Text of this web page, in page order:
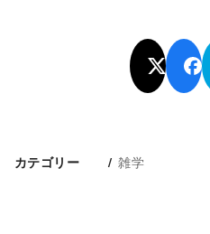
カテゴリー 雑学